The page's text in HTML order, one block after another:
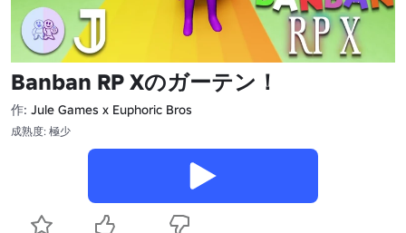
Banban RP Xのガーテン！
作: Jule Games x Euphoric Bros
成熟度: 極少